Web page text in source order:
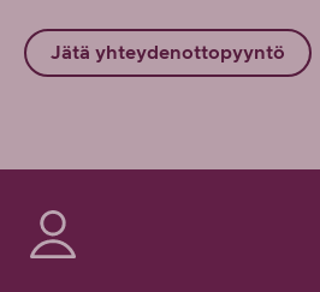
Jätä yhteydenottopyyntö